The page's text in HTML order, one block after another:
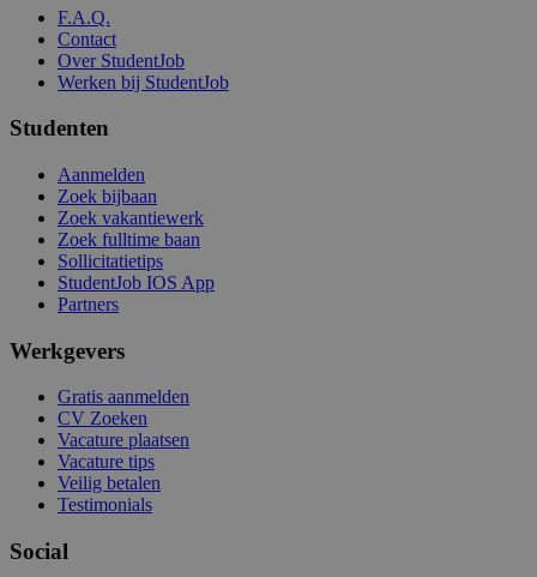
F.A.Q.
Contact
Over StudentJob
Werken bij StudentJob
Studenten
Aanmelden
Zoek bijbaan
Zoek vakantiewerk
Zoek fulltime baan
Sollicitatietips
StudentJob IOS App
Partners
Werkgevers
Gratis aanmelden
CV Zoeken
Vacature plaatsen
Vacature tips
Veilig betalen
Testimonials
Social